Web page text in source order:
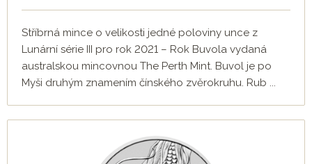
Stříbrná mince o velikosti jedné poloviny unce z
Lunární série III pro rok 2021 – Rok Buvola vydaná
australskou mincovnou The Perth Mint. Buvol je po
Myši druhým znamením čínského zvěrokruhu. Rub ...